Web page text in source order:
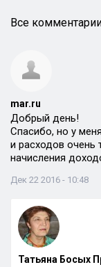
Все
mar.ru
Добрый день!
Спасибо, но у
и расходов очень
начисления
Дек 22 2016 - 10:48
Татьяна Босых